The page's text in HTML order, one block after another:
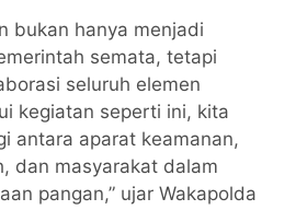
bukan hanya menjadi
semata, tetapi
seluruh elemen
kegiatan seperti ini, kita
antara aparat keamanan,
dan masyarakat dalam
pangan,” ujar Wakapolda